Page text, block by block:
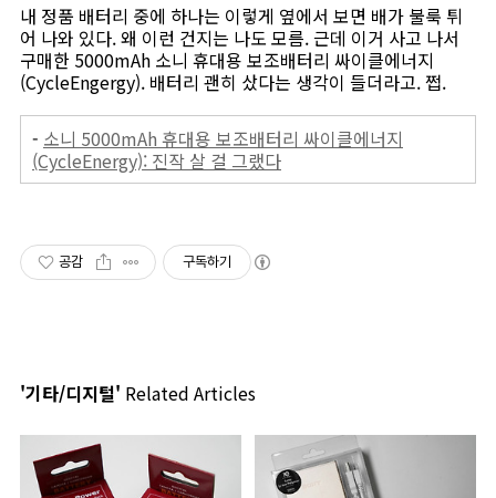
내 정품 배터리 중에 하나는 이렇게 옆에서 보면 배가 불룩 튀
어 나와 있다. 왜 이런 건지는 나도 모름. 근데 이거 사고 나서
구매한 5000mAh 소니 휴대용 보조배터리 싸이클에너지
(CycleEngergy). 배터리 괜히 샀다는 생각이 들더라고. 쩝.
- 소니 5000mAh 휴대용 보조배터리 싸이클에너지
(CycleEnergy): 진작 살 걸 그랬다
공감 구독하기
'기타/디지털' Related Articles